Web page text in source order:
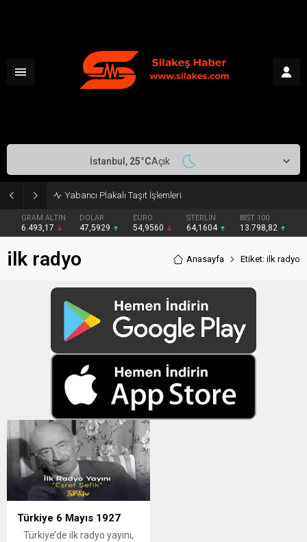
Yabancı Plakalı Taşıt İşlemleri
GRAM ALTIN
6.493,17
DOLAR
47,5929
EURO
54,9560
STERLİN
64,1604
BIST 100
13.798,82
İstanbul, 25°CAçık
ilk radyo Anasayfa Etiket: ilk radyo
Türkiye 6 Mayıs 1927
Türkiye’de ilk radyo yayını,